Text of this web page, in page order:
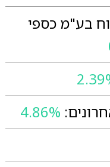
בע"מ כספי
4.86%